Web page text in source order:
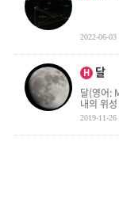
2022-06-03
H
인기글
달
달(영어:
내의 위
2019-11-26